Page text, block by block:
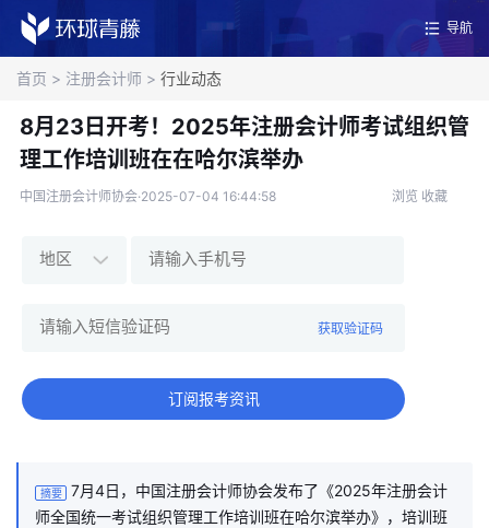
导航
首页 > 注册会计师 > 行业动态
8月23日开考！2025年注册会计师考试组织管
理工作培训班在在哈尔滨举办
中国注册会计师协会·2025-07-04 16:44:58 浏览 收藏
获取验证码
订阅报考资讯
摘要
7月4日，中国注册会计师协会发布了《2025年注册会计
师全国统一考试组织管理工作培训班在哈尔滨举办》，培训班